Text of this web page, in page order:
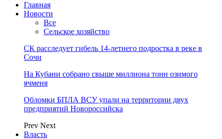
Главная
Новости
Все
Сельское хозяйство
СК расследует гибель 14-летнего подростка в реке в
Сочи
На Кубани собрано свыше миллиона тонн озимого
ячменя
Обломки БПЛА ВСУ упали на территории двух
предприятий Новороссийска
Prev Next
Власть